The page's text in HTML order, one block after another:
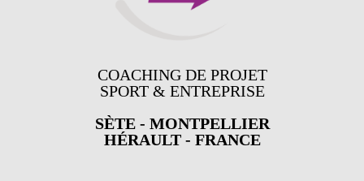
COACHING DE PROJET
SPORT & ENTREPRISE
SÈTE - MONTPELLIER
HÉRAULT - FRANCE